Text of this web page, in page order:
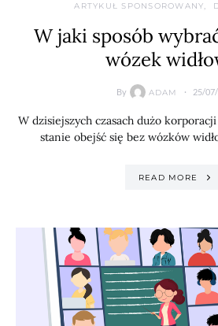
ARTYKUŁ SPONSOROWANY
W jaki sposób
wózek
By ADAM 25/
W dzisiejszych czasach dużo
stanie obejść się bez wózków
READ MORE